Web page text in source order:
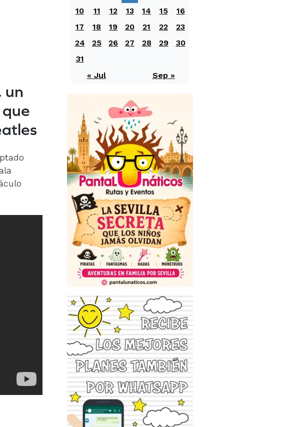
un
10
11 12 13 14 15
16
17
18 19 20 21 22
23
24
25 26 27 28 29
30
31
« Jul
Sep »